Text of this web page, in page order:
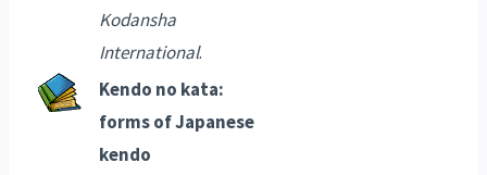
Kodansha
International.
Kendo no kata:
forms of Japanese
kendo